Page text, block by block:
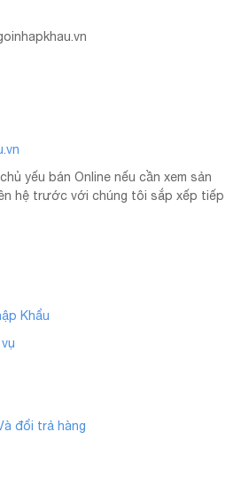
yếu bán Online nếu cần xem sản
hệ trước với chúng tôi sắp xếp tiếp
Khẩu
đổi trả hàng